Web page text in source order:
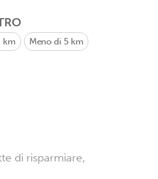
km Meno di 5 km
di risparmiare,